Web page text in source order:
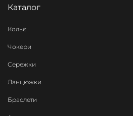
Каталог
Кольє
Чокери
Сережки
Ланцюжки
Браслети